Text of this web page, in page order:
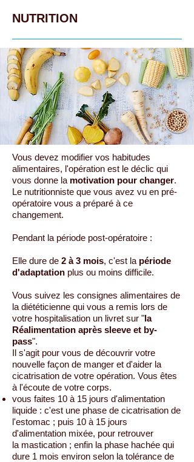
NUTRITION
Vous devez modifier vos habitudes
alimentaires, l'opération est le déclic qui
vous donne la motivation pour changer.
Le nutritionniste que vous avez vu en pré-
opératoire vous a préparé à ce
changement.
Pendant la période post-opératoire :
Elle dure de 2 à 3 mois, c'est la période
d'adaptation plus ou moins difficile.
Vous suivez les consignes alimentaires de
la diététicienne qui vous a remis lors de
votre hospitalisation un livret sur "la
Réalimentation après sleeve et by-
pass".
Il s'agit pour vous de découvrir votre
nouvelle façon de manger et d'aider la
cicatrisation de votre opération. Vous êtes
à l'écoute de votre corps.
vous faites 10 à 15 jours d'alimentation
liquide : c'est une phase de cicatrisation de
l'estomac ; puis 10 à 15 jours
d'alimentation mixée, pour retrouver
la mastication ; enfin la phase hachée qui
dure 1 mois environ selon la tolérance de